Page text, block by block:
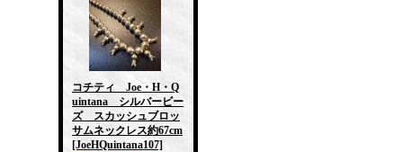
コチティ Joe・H・Q
uintana シルバービー
ズ スカッシュブロッ
サムネックレス約67cm
[JoeHQuintana107]